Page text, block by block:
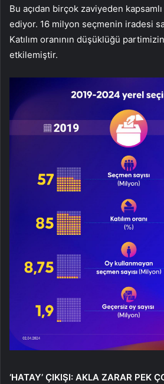
Bu açıdan birçok zaviyeden
ediyor. 16 milyon seçmenin iradesi
Katılım oranının düşüklüğü
etkilemiştir.
‘HATAY’ ÇIKIŞI: AKLA ZARAR PEK